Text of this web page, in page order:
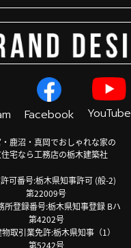
Facebook YouTube
鹿沼・真岡でおしゃれな家の
宅なら工務店の栃木建築社
可番号:栃木県知事許可 (般-2)
第22009号
所登録番号:栃木県知事登録 Bハ
第4202号
取引業免許:栃木県知事（1）
第5242号